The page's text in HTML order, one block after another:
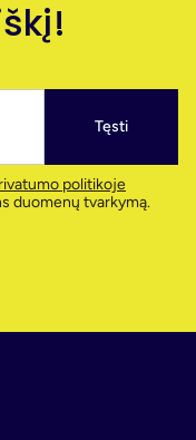
Tęsti
politikoje
duomenų tvarkymą.